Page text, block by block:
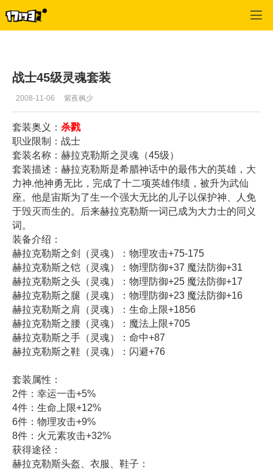
战士45级灵魂套装
2008-11-06 紫夜枫少
套装奥义： 杀戮
职业限制：战士
套装名称：赫拉克勒斯之灵魂（45级）
套装描述：赫拉克勒斯是希腊神话中的最伟大的英雄，大
力神.他神勇无比，完成了十二项英雄伟绩，被升为武仙
座。他是宙斯为了生一个强大无比的儿子以保护神、人免
于毁灭而生的。后来赫拉克勒斯一词已成为大力士的同义
词。
装备介绍：
赫拉克勒斯之剑（灵魂）：物理攻击+75-175
赫拉克勒斯之铠（灵魂）：物理防御+37 魔法防御+31
赫拉克勒斯之头（灵魂）：物理防御+25 魔法防御+17
赫拉克勒斯之腿（灵魂）：物理防御+23 魔法防御+16
赫拉克勒斯之肩（灵魂）：生命上限+1856
赫拉克勒斯之腰（灵魂）：魔法上限+705
赫拉克勒斯之手（灵魂）：命中+87
赫拉克勒斯之鞋（灵魂）：闪避+76
套装属性：
2件：幸运一击+5%
4件：生命上限+12%
6件：物理攻击+9%
8件：火元素攻击+32%
获得途径：
赫拉克勒斯头盔、衣服、鞋子：